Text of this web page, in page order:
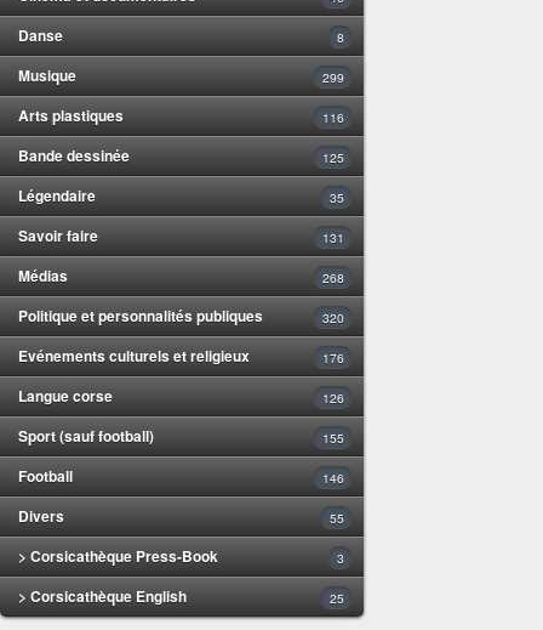
Danse 8
Musique 299
Arts plastiques 116
Bande dessinée 125
Légendaire 35
Savoir faire 131
Médias 268
Politique et personnalités publiques 320
Evénements culturels et religieux 176
Langue corse 126
Sport (sauf football) 155
Football 146
Divers 55
> Corsicathèque Press-Book 3
> Corsicathèque English 25